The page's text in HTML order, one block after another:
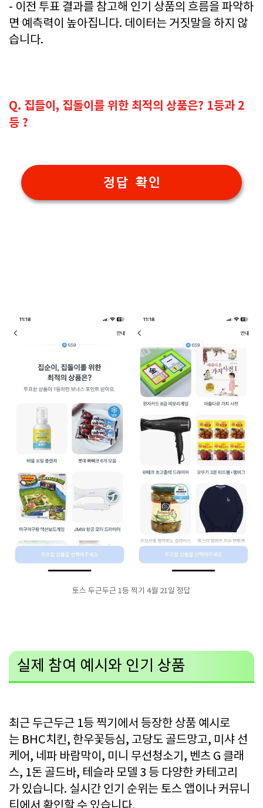
- 이전 투표 결과를 참고해 인기 상품의 흐름을 파악하
면 예측력이 높아집니다. 데이터는 거짓말을 하지 않
습니다.
Q. 집들이, 집돌이를 위한 최적의 상품은? 1등과 2
등 ?
정답 확인
토스 두근두근 1등 찍기 4월 21일 정답
실제 참여 예시와 인기 상품
최근 두근두근 1등 찍기에서 등장한 상품 예시로
는 BHC치킨, 한우꽃등심, 고당도 골드망고, 미샤 선
케어, 네파 바람막이, 미니 무선청소기, 벤츠 G 클래
스, 1돈 골드바, 테슬라 모델 3 등 다양한 카테고리
가 있습니다. 실시간 인기 순위는 토스 앱이나 커뮤니